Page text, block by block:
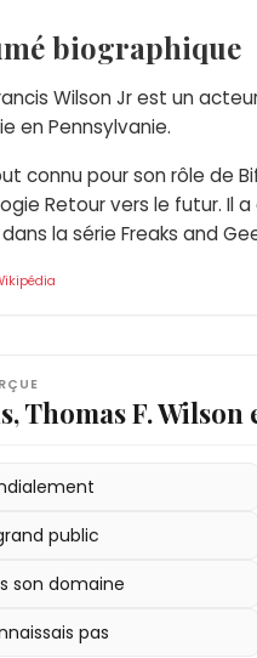
biographique
Wilson Jr est un
en Pennsylvanie.
connu pour son rôle de
Retour vers le futur. Il
la série Freaks and
Thomas F. Wilson
public
son domaine
pas